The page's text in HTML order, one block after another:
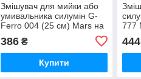
Змішувач для мийки або
умивальника силумін G-
Ferro 004 (25 см) Mars на
386₴
Купити
777
444